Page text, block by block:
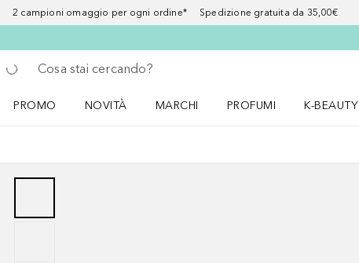
2 campioni omaggio per ogni ordine* Spedizione gratuita da 35,00€
Torna indietro
Esegui ricerca
PROMO
NOVITÀ
MARCHI
PROFUMI
K-BEAUTY